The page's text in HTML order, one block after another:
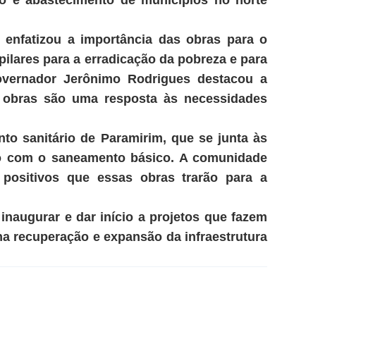
a importância das obras para o
para a erradicação da pobreza e para
Jerônimo Rodrigues destacou a
são uma resposta às necessidades
sanitário de Paramirim, que se junta às
o saneamento básico. A comunidade
que essas obras trarão para a
e dar início a projetos que fazem
recuperação e expansão da infraestrutura